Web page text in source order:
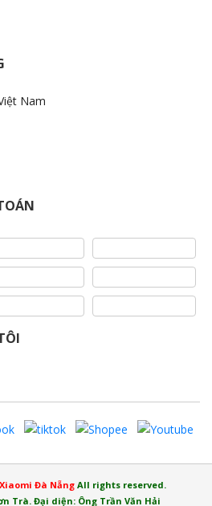
Nam
Xiaomi Đà Nẵng All rights reserved.
Trà. Đại diện: Ông Trần Văn Hải